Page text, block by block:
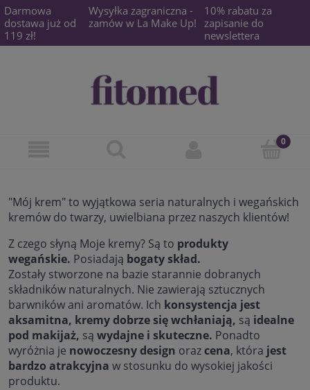
Darmowa
dostawa już od
119 zł!
Wysyłka zagraniczna -
zamów w La Make Up!
10% rabatu za
zapisanie do
newslettera
"Mój krem" to wyjątkowa seria naturalnych i wegańskich
kremów do twarzy, uwielbiana przez naszych klientów!
Z czego słyną Moje kremy? Są to produkty
wegańskie. Posiadają bogaty skład.
Zostały stworzone na bazie starannie dobranych
składników naturalnych. Nie zawierają sztucznych
barwników ani aromatów. Ich konsystencja jest
aksamitna, kremy dobrze się wchłaniają, są idealne
pod makijaż, są wydajne i skuteczne. Ponadto
wyróżnia je nowoczesny design orazcena, która jest
bardzo atrakcyjna w stosunku do wysokiej jakości
produktu.